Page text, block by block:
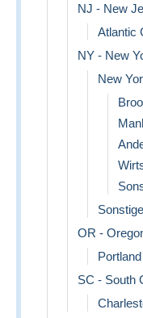
NJ - New
Atlantic
NY - New
New
OR -
Portland
SC - South